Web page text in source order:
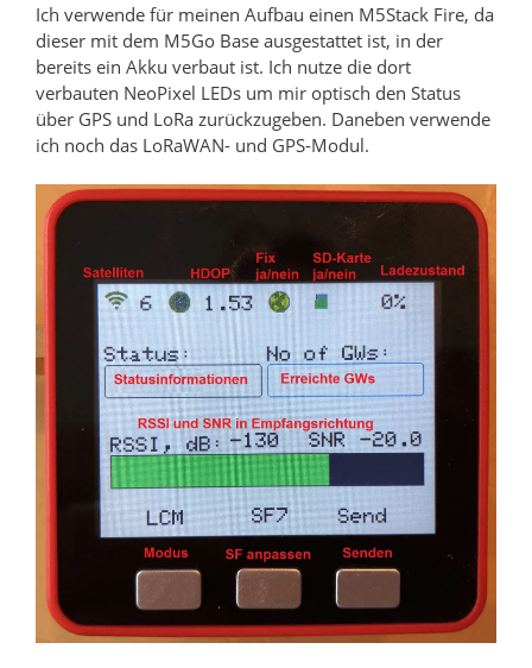
Ich verwende für meinen Aufbau einen M5Stack Fire, da
dieser mit dem M5Go Base ausgestattet ist, in der
bereits ein Akku verbaut ist. Ich nutze die dort
verbauten NeoPixel LEDs um mir optisch den Status
über GPS und LoRa zurückzugeben. Daneben verwende
ich noch das LoRaWAN- und GPS-Modul.